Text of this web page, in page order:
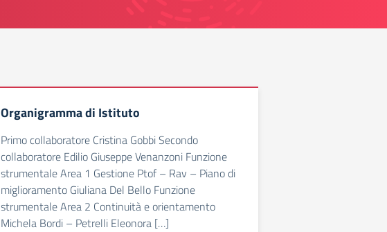
Organigramma di Istituto
Primo collaboratore Cristina Gobbi Secondo
collaboratore Edilio Giuseppe Venanzoni Funzione
strumentale Area 1 Gestione Ptof – Rav – Piano di
miglioramento Giuliana Del Bello Funzione
strumentale Area 2 Continuità e orientamento
Michela Bordi – Petrelli Eleonora […]